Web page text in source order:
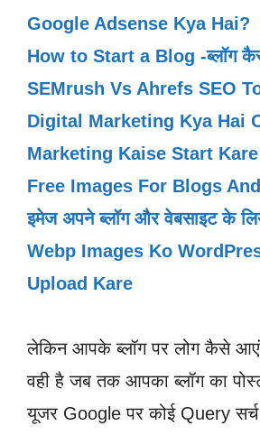
Google Adsense Kya Hai?
How to Start a Blog -ब्लॉग
SEMrush Vs Ahrefs SEO
Digital Marketing Kya Hai
Marketing Kaise Start Kare
Free Images For Blogs
इमेज अपने ब्लॉग और वेबसाइट के
Webp Images Ko
Upload Kare
लेकिन आपके ब्लॉग पर लोग कैसे
वही है जब तक आपका ब्लॉग का
यूजर Google पर कोई Query